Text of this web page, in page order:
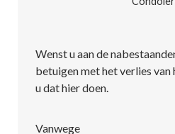
Wenst u aan de
betuigen met het verlies van
u dat hier doen.
Vanwege